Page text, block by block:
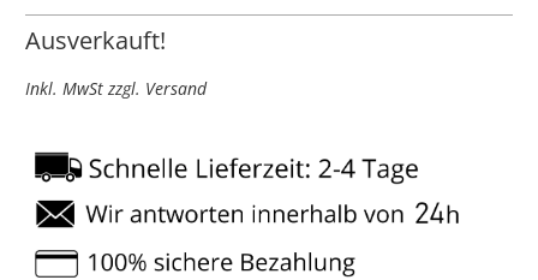
Ausverkauft!
Inkl. MwSt zzgl. Versand